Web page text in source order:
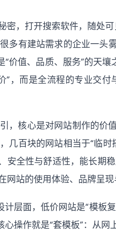
密，打开搜索软件，随处
多有建站需求的企业一
价值、品质、服务”的天
”，而是全流程的专业交
，核心是对网站制作的价
几百块的网站相当于“临
安全性与舒适性，能长
站的使用体验、品牌呈现
层面，低价网站是“模板
操作就是“套模板”：从